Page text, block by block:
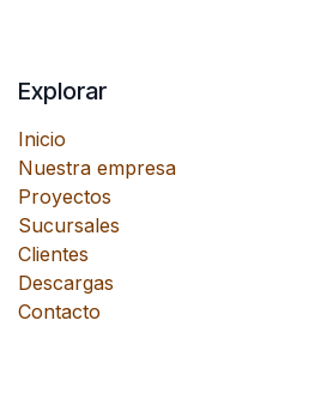
Explorar
Inicio
Nuestra empresa
Proyectos
Sucursales
Clientes
Descargas
Contacto